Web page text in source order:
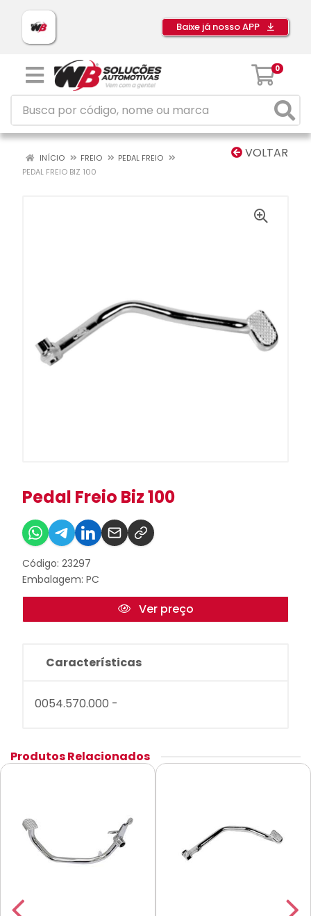
Baixe já nosso APP
0
VOLTAR
INÍCIO FREIO
PEDAL FREIO
PEDAL FREIO BIZ 100
Pedal Freio Biz 100
Código: 23297
Embalagem: PC
Ver preço
Características
0054.570.000 -
Produtos Relacionados